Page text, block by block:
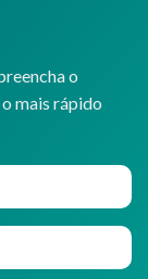
o
mais rápido